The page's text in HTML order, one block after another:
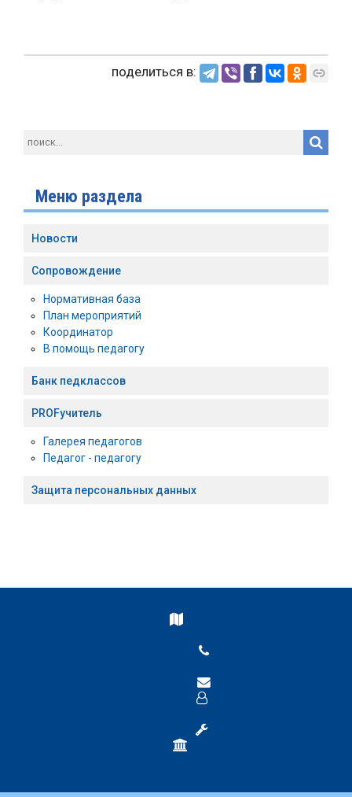
поделиться в:
Меню раздела
Новости
Сопровождение
Нормативная база
План мероприятий
Координатор
В помощь педагогу
Банк педклассов
PROFучитель
Галерея педагогов
Педагог - педагогу
Защита персональных данных